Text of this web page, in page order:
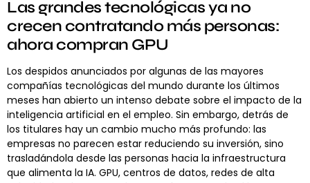
Las grandes tecnológicas ya no
crecen contratando más personas:
ahora compran GPU
Los despidos anunciados por algunas de las mayores
compañías tecnológicas del mundo durante los últimos
meses han abierto un intenso debate sobre el impacto de la
inteligencia artificial en el empleo. Sin embargo, detrás de
los titulares hay un cambio mucho más profundo: las
empresas no parecen estar reduciendo su inversión, sino
trasladándola desde las personas hacia la infraestructura
que alimenta la IA. GPU, centros de datos, redes de alta